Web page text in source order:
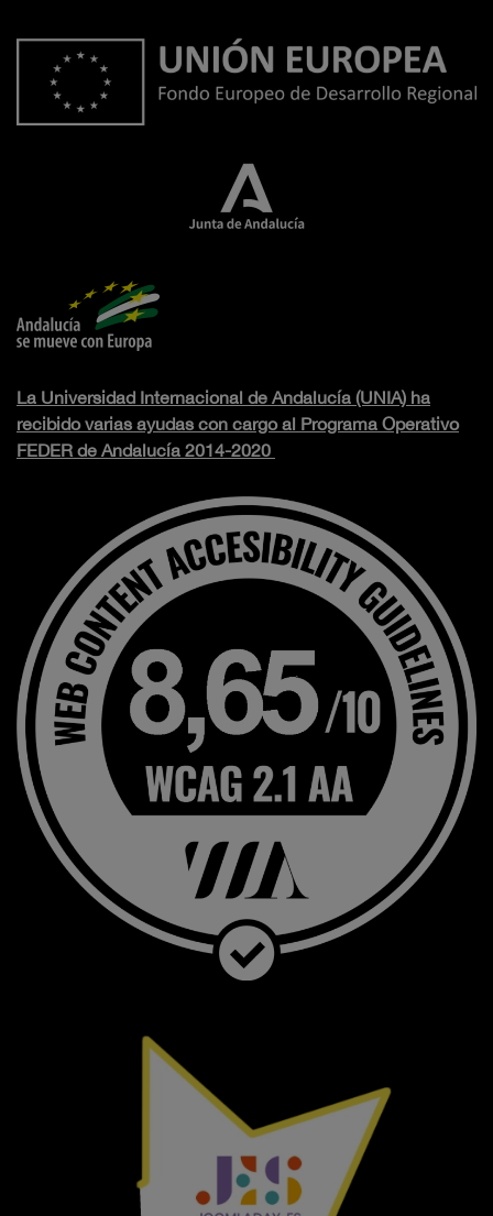
La Universidad Internacional de Andalucía (UNIA) ha
recibido varias ayudas con cargo al Programa Operativo
FEDER de Andalucía 2014-2020